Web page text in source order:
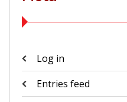
Log in
Entries feed